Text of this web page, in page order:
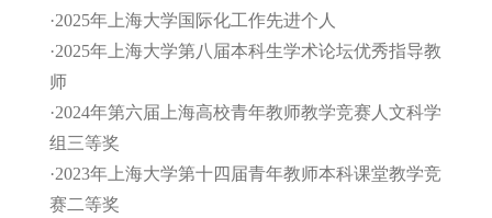
·2025年上海大学国际化工作先进个人
·2025年上海大学第八届本科生学术论坛优秀指导教
师
·2024年第六届上海高校青年教师教学竞赛人文科学
组三等奖
·2023年上海大学第十四届青年教师本科课堂教学竞
赛二等奖